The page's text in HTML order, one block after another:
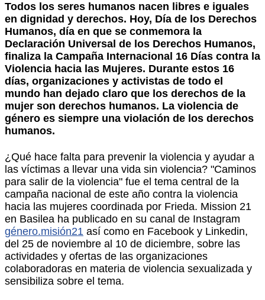
Todos los seres humanos nacen libres e iguales
en dignidad y derechos. Hoy, Día de los Derechos
Humanos, día en que se conmemora la
Declaración Universal de los Derechos Humanos,
finaliza la Campaña Internacional 16 Días contra la
Violencia hacia las Mujeres. Durante estos 16
días, organizaciones y activistas de todo el
mundo han dejado claro que los derechos de la
mujer son derechos humanos. La violencia de
género es siempre una violación de los derechos
humanos.
¿Qué hace falta para prevenir la violencia y ayudar a
las víctimas a llevar una vida sin violencia? "Caminos
para salir de la violencia" fue el tema central de la
campaña nacional de este año contra la violencia
hacia las mujeres coordinada por Frieda. Mission 21
en Basilea ha publicado en su canal de Instagram
género.misión21 así como en Facebook y Linkedin,
del 25 de noviembre al 10 de diciembre, sobre las
actividades y ofertas de las organizaciones
colaboradoras en materia de violencia sexualizada y
sensibiliza sobre el tema.